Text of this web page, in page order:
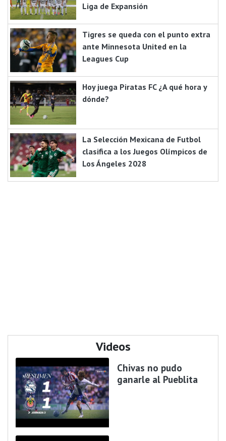
Liga de Expansión
Tigres se queda con el punto extra
ante Minnesota United en la
Leagues Cup
Hoy juega Piratas FC ¿A qué hora y
dónde?
La Selección Mexicana de Futbol
clasifica a los Juegos Olímpicos de
Los Ángeles 2028
Videos
Chivas no pudo
ganarle al Pueblita